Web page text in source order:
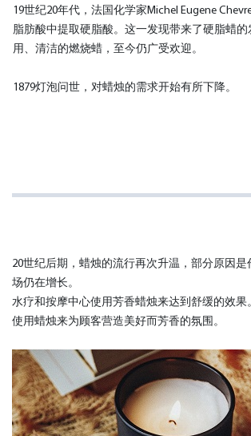
19世纪20年代，法国化学家Michel Eugene
脂肪酸中提取硬脂酸。这一发现带来了硬脂蜡
用、清洁的燃烧蜡，至今仍广受欢迎。
1879灯泡问世，对蜡烛的需求开始有所下降。
20世纪后期，蜡烛的流行再次升温，部分原因
场仍在增长。
水疗和按摩中心使用芳香蜡烛来达到舒缓的效
使用蜡烛来为顾客营造美好而芳香的氛围。